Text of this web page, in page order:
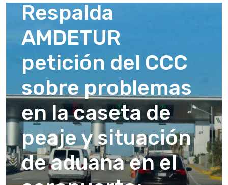
Respalda
AMDETUR
petición del CCC
sobre problemas
en la caseta de
peaje y situación
de aduana en el